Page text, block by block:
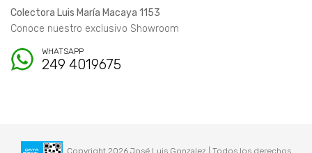
Colectora Luis María Macaya 1153
Conoce nuestro exclusivo Showroom
WHATSAPP
249 4019675
Copyright 2026 José Luis Gonzalez | Todos los derechos